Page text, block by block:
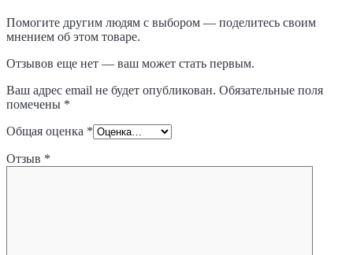
Помогите другим людям с выбором — поделитесь своим
мнением об этом товаре.
Отзывов еще нет — ваш может стать первым.
Ваш адрес email не будет опубликован. Обязательные поля
помечены *
Общая оценка *
Отзыв *